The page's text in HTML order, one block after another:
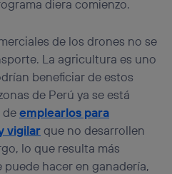
diera comienzo.
de los drones no se
La agricultura es uno
beneficiar de estos
de Perú ya se está
deemplearlos para
vigilarque no desarrollen
lo que resulta más
hacer en ganadería,